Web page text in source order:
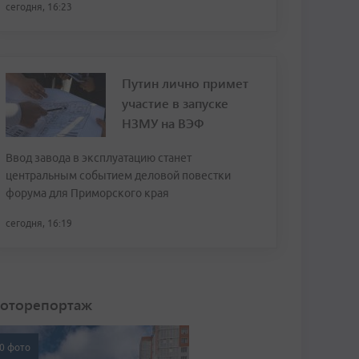
сегодня, 16:23
Путин лично примет
участие в запуске
НЗМУ на ВЭФ
Ввод завода в эксплуатацию станет
центральным событием деловой повестки
форума для Приморского края
сегодня, 16:19
фото